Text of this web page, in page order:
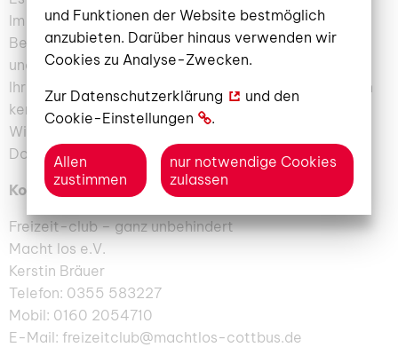
Im LEA Lese-klub darf jeder mitmachen!
Bei uns steht der Spaß am Lesen an erster Stelle
und nicht das Lesen lernen.
Ihr lernt Menschen mit und ohne Lern·schwierigkeiten
kennen.
Wir lesen im Lese-café der Bibliothek.
Dort können uns alle sehen und hören.
Kontakt:
Freizeit-club – ganz unbehindert
Macht los e.V.
Kerstin Bräuer
Telefon: 0355 583227
Mobil: 0160 2054710
E-Mail: freizeitclub@machtlos-cottbus.de
und Funktionen der Website bestmöglich
anzubieten. Darüber hinaus verwenden wir
Cookies zu Analyse-Zwecken.
Zur Datenschutzerklärung
und den
Cookie-Einstellungen
.
Allen
zustimmen
nur notwendige Cookies
zulassen